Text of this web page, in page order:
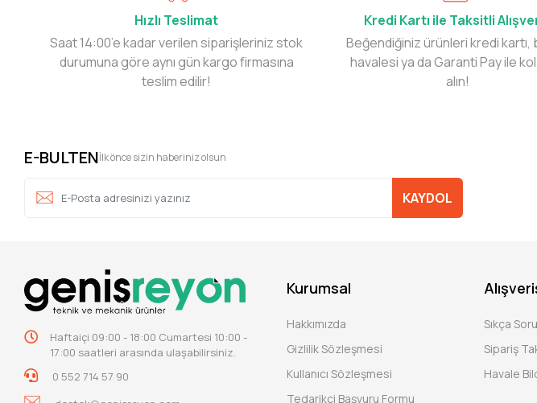
Hızlı Teslimat
Saat 14:00’e kadar verilen siparişleriniz stok
durumuna göre aynı gün kargo firmasına
teslim edilir!
Kredi Kartı ile Taksitli
Beğendiğiniz ürünleri kredi kartı,
havalesi ya da Garanti Pay ile
alın!
E-BULTENİlk önce sizin haberiniz olsun
KAYDOL
Haftaiçi 09:00 - 18:00 Cumartesi 10:00 -
17:00 saatleri arasında ulaşabilirsiniz.
0 552 714 57 90
Kurumsal
Hakkımızda
Gizlilik Sözleşmesi
Kullanıcı Sözleşmesi
Tedarikçi Başvuru Formu
Sıkça
Sipariş
Havale